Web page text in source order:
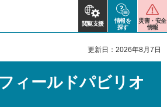
閲覧支援
情報を
探す
災害・安全
情報
更新日：2026年8月7日
ィールドパビリオ